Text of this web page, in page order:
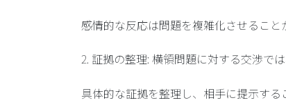
感情的な反応は問題を複雑化させること
2. 証拠の整理: 横領問題に対する交渉では
具体的な証拠を整理し、相手に提示する